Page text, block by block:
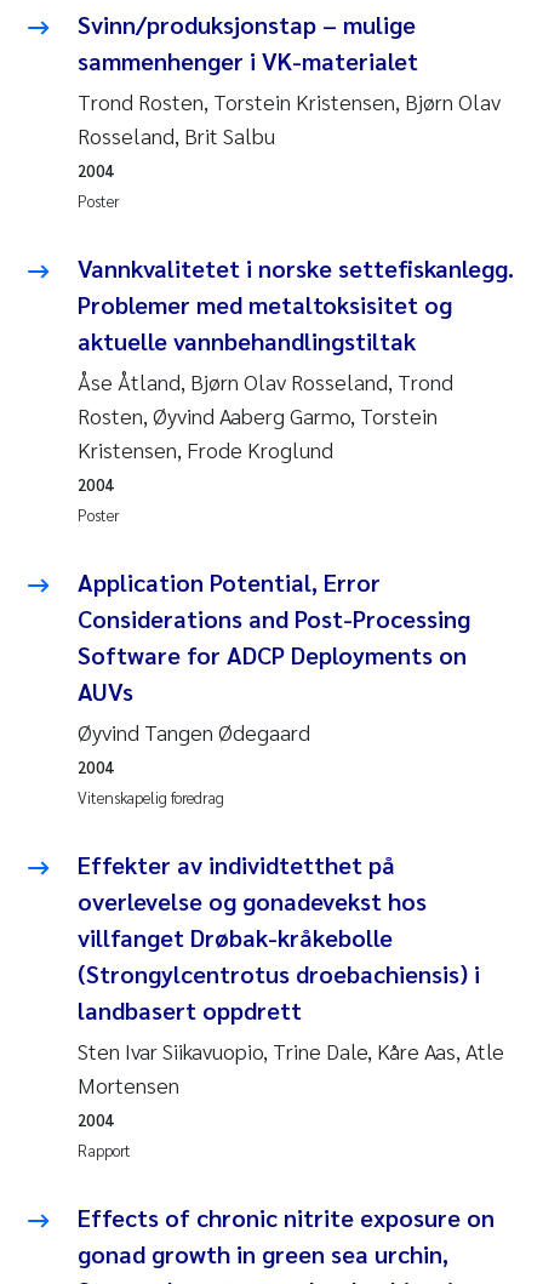
Bert van Bavel
Marianne Mosberg
Kathinka Fürst
Caroline Enge
Hans Nicolai Adam
Helene Frigstad
Paula Brighytte Ocampo Ramon
Liv Bente Skancke
Maeve McGovern
Erling Aarhus Bratsberg
Heleen de Wit
Pierre Franqois Jaccard
Asle Økelsrud
Bjørnar Andre Beylich
Ashenafi Seifu Gragne
Vladyslava Hostyeva
Odd Arne Segtnan Skogan
Espen Lund
Svinn/produksjonstap – mulige
sammenhenger i VK-materialet
Trond Rosten, Torstein Kristensen, Bjørn Olav
Rosseland, Brit Salbu
Poster
2004
Vannkvalitetet i norske settefiskanlegg.
Problemer med metaltoksisitet og
aktuelle vannbehandlingstiltak
Åse Åtland, Bjørn Olav Rosseland, Trond
Rosten, Øyvind Aaberg Garmo, Torstein
Kristensen, Frode Kroglund
Poster
2004
Application Potential, Error
Considerations and Post-Processing
Software for ADCP Deployments on
AUVs
Øyvind Tangen Ødegaard
Vitenskapelig foredrag
2004
Effekter av individtetthet på
overlevelse og gonadevekst hos
villfanget Drøbak-kråkebolle
(Strongylcentrotus droebachiensis) i
landbasert oppdrett
Sten Ivar Siikavuopio, Trine Dale, Kåre Aas, Atle
Mortensen
Rapport
2004
Effects of chronic nitrite exposure on
gonad growth in green sea urchin,